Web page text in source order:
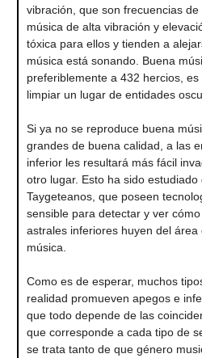
vibración, que son frecuencias
música de alta vibración y
tóxica para ellos y tienden a
música está sonando. Buena
preferiblemente a 432 hercios,
limpiar un lugar de entidades
Si ya no se reproduce buena
grandes de buena calidad, a las
inferior les resultará más fácil
otro lugar. Esto ha sido
Taygeteanos, que poseen
sensible para detectar y ver
astrales inferiores huyen del
música.
Como es de esperar, muchos
realidad promueven apegos e
que todo depende de las
que corresponde a cada tipo de
se trata tanto de que género